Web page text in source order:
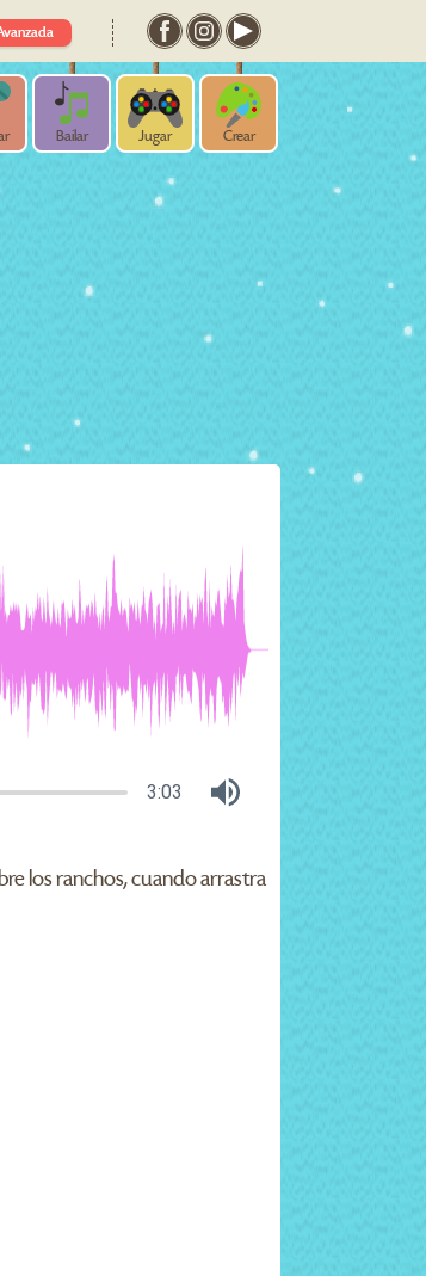
Bailar Jugar Crear
3:03
los ranchos, cuando arrastra